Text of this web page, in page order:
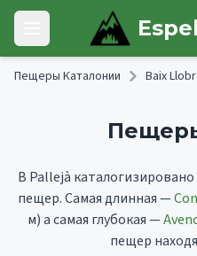
Skip to main content
Open main menu
Пещеры Каталонии Baix
В Pallejà
пещер.Самая длинная —
м)а самая глубокая —
пещер